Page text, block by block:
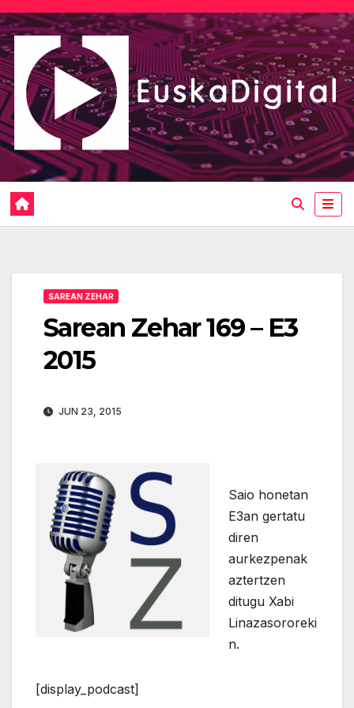
Saltar
al
contenido
SAREAN ZEHAR
Sarean Zehar 169 – E3
2015
JUN 23, 2015
Saio honetan
E3an gertatu
diren
aurkezpenak
aztertzen
ditugu Xabi
Linazasororeki
n.
[display_podcast]